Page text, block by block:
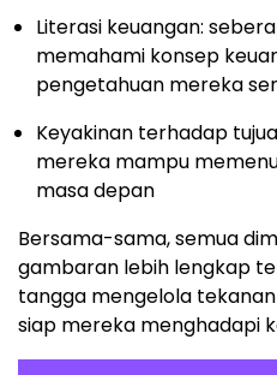
Literasi keuangan:
memahami konsep
pengetahuan mereka
Keyakinan terhadap
mereka mampu
masa depan
Bersama-sama, semua
gambaran lebih lengkap
tangga mengelola
siap mereka menghadapi